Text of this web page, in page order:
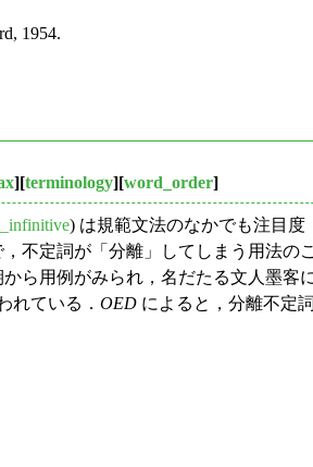
1954.
][terminology][word_order]
) は規範文法のなかでも注目度
不定詞が「分離」してしまう用法の
ら用例がみられ，名だたる文人墨客
れている． OED によると，分離不定